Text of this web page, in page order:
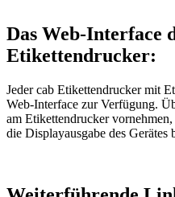
Das Web-Interface
Etikettendrucker:
Jeder cab Etikettendrucker mit
Web-Interface zur Verfügung.
am Etikettendrucker
die Displayausgabe des Gerätes